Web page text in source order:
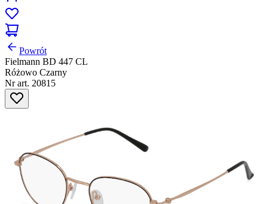
Powrót
Fielmann BD 447 CL
Różowo Czarny
Nr art. 20815